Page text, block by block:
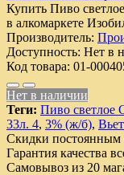
Купить Пиво
в алкомаркете
Производитель:
Доступность: Нет в
Код товара: 01-
Нет в наличии
Теги: Пиво светлое
33л. 4, 3% (ж/б),
Скидки постоянным
Гарантия качества
Самовывоз из 20